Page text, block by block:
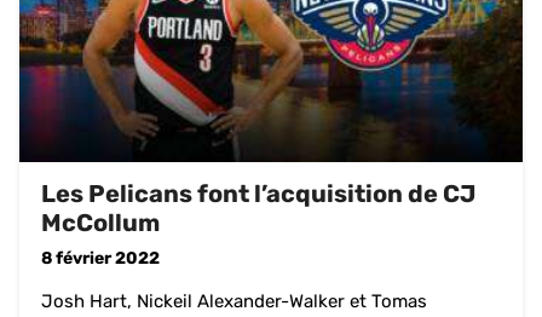
Les Pelicans font l’acquisition de CJ
McCollum
8 février 2022
Josh Hart, Nickeil Alexander-Walker et Tomas